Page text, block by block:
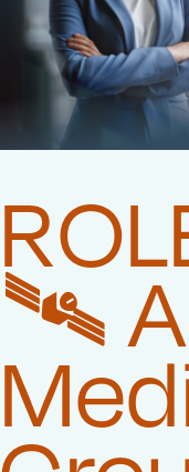
🛰️‍